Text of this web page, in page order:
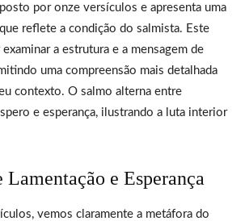
por onze versículos e apresenta uma
reflete a condição do salmista. Este
a estrutura e a mensagem de
uma compreensão mais detalhada
contexto. O salmo alterna entre
e esperança, ilustrando a luta interior
Lamentação e Esperança
vemos claramente a metáfora do